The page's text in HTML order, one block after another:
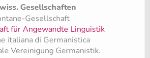
Gesellschaften
Gesellschaft
für Angewandte Linguistik
italiana di Germanistica
Vereinigung Germanistik.